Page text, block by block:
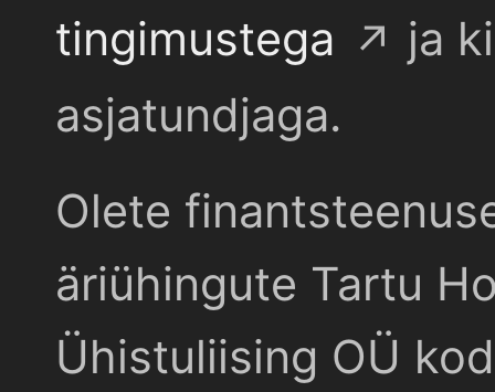
tingimustega
ja
asjatundjaga.
Olete
äriühingute Tartu
Ühistuliising OÜ